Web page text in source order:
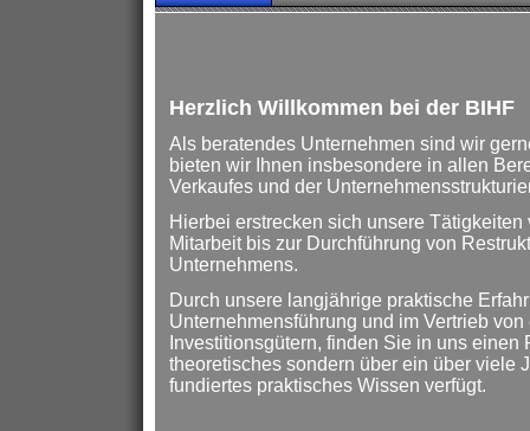
Herzlich Willkommen bei der BIHF
Als beratendes Unternehmen sind wir
bieten wir Ihnen insbesondere in allen
Verkaufes und der
Hierbei erstrecken sich unsere
Mitarbeit bis zur Durchführung von
Unternehmens.
Durch unsere langjährige praktische
Unternehmensführung und im Vertrieb
Investitionsgütern, finden Sie in uns einen
theoretisches sondern über ein über viele
fundiertes praktisches Wissen verfügt.